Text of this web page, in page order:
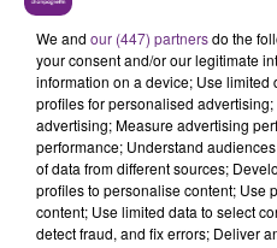
20h36
SI TOUT LE MONDE
We and our (447) partnersdo the
your consent and/or our legitimate
information on a device; Use
profiles for personalised
advertising; Measure advertising
performance; Understand
of data from different sources;
profiles to personalise content; Use
content; Use limited data to select
detect fraud, and fix errors; Deliver